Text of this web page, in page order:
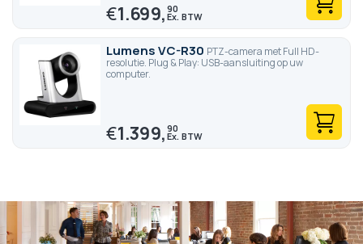
€1.699,90
Lumens VC-R30 PTZ-camera met Full HD-
resolutie. Plug & Play: USB-aansluiting op uw
computer.
€1.399,90